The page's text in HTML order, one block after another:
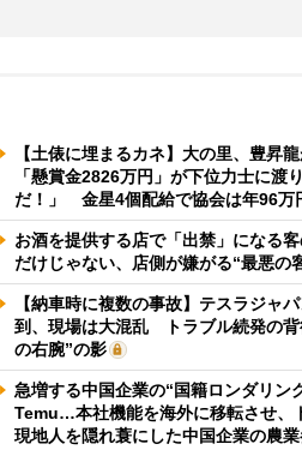
【土俵に埋まるカネ】大の里、豊昇
「懸賞金2826万円」が下位力士に渡
だ！」 金星4個配給で協会は年96万
お酒を提供する店で「出禁」になる
だけじゃない、店側が嫌がる“最悪の
【納車時に複数の事故】テスラジャ
到、現場は大混乱 トラブル続発の背
の右腕”の影
急増する中国企業の“国籍ロンダリン
Temu…本社機能を海外に移転させ、
現地人を隠れ蓑にした中国企業の農